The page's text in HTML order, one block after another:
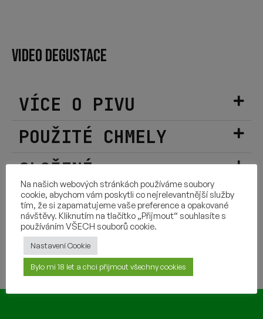
VÍCE O PIVU
POUŽITÉ CHMELY
SLOŽENÍ
DALŠÍ INFORMACE
VIDEO DEGUSTACE
TAKÉ BY VÁM MOHLO CHUTNAT
Na našich webových stránkách používáme soubory
cookie, abychom vám poskytli co nejrelevantnější služby
tím, že si zapamatujeme vaše preference a opakované
návštěvy. Kliknutím na tlačítko „Přijmout“ souhlasíte s
používáním VŠECH souborů cookie.
Nastavení Cookie
Bylo mi 18 let a chci přijmout všechny cookies